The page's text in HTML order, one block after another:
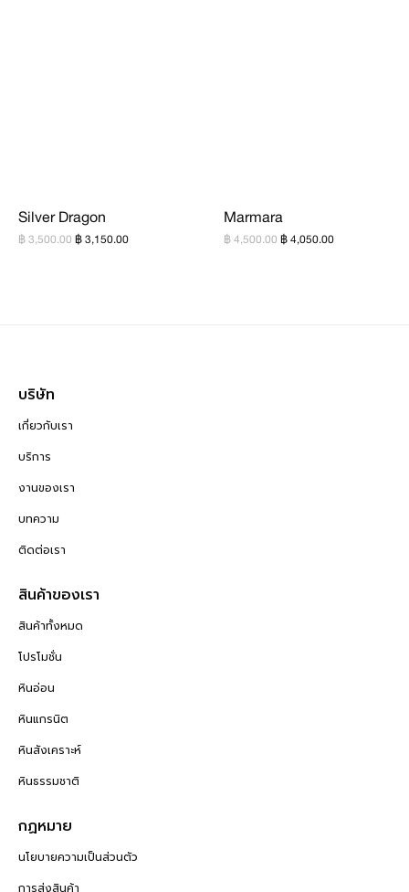
Silver Dragon
฿ 3,500.00 ฿ 3,150.00
Marmara
฿ 4,500.00 ฿ 4,050.00
บริษัท
เกี่ยวกับเรา
บริการ
งานของเรา
บทความ
ติดต่อเรา
สินค้าของเรา
สินค้าทั้งหมด
โปรโมชั่น
หินอ่อน
หินแกรนิต
หินสังเคราะห์
หินธรรมชาติ
กฏหมาย
นโยบายความเป็นส่วนตัว
การส่งสินค้า